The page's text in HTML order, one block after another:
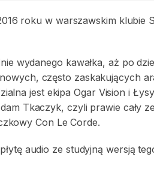
roku w warszawskim klubie
wydanego kawałka, aż po
często zaskakujących
jest ekipa Ogar Vision i
Tkaczyk, czyli prawie cały
Con Le Corde.
audio ze studyjną wersją